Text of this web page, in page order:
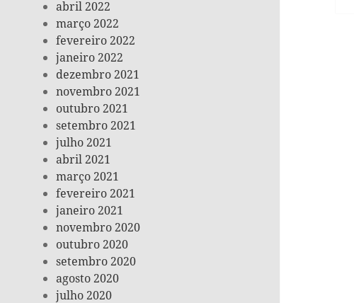
abril 2022
março 2022
fevereiro 2022
janeiro 2022
dezembro 2021
novembro 2021
outubro 2021
setembro 2021
julho 2021
abril 2021
março 2021
fevereiro 2021
janeiro 2021
novembro 2020
outubro 2020
setembro 2020
agosto 2020
julho 2020